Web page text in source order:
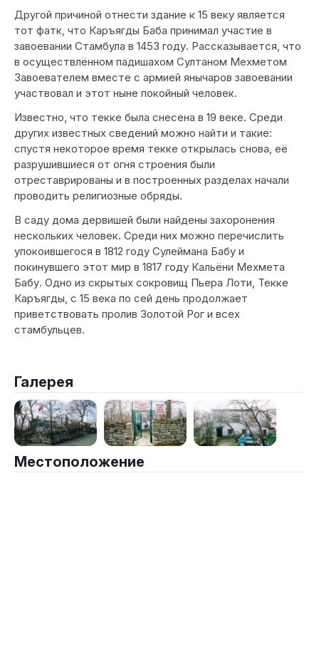
Другой причиной отнести здание к 15 веку является
тот фатк, что Каръягды Баба принимал участие в
завоевании Стамбула в 1453 году. Рассказывается, что
в осуществлённом падишахом Султаном Мехметом
Завоевателем вместе с армией янычаров завоевании
участвовал и этот ныне покойный человек.
Известно, что текке была снесена в 19 веке. Среди
других известных сведений можно найти и такие:
спустя некоторое время текке открылась снова, её
разрушившиеся от огня строения были
отреставрированы и в построенных разделах начали
проводить религиозные обряды.
В саду дома дервишей были найдены захоронения
нескольких человек. Среди них можно перечислить
упокоившегося в 1812 году Сулеймана Бабу и
покинувшего этот мир в 1817 году Кальёни Мехмета
Бабу. Одно из скрытых сокровищ Пьера Лоти, Текке
Каръягды, с 15 века по сей день продолжает
приветствовать пролив Золотой Рог и всех
стамбульцев.
Галерея
Местоположение